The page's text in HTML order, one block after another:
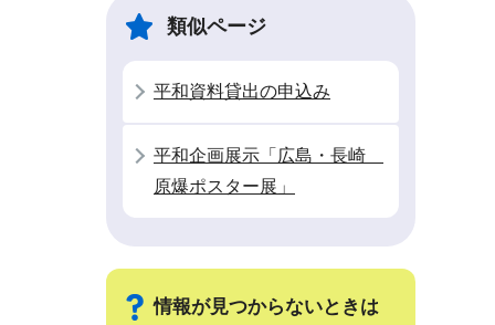
類似ページ
平和資料貸出の申込み
平和企画展示「広島・長崎
原爆ポスター展」
情報が見つからないときは